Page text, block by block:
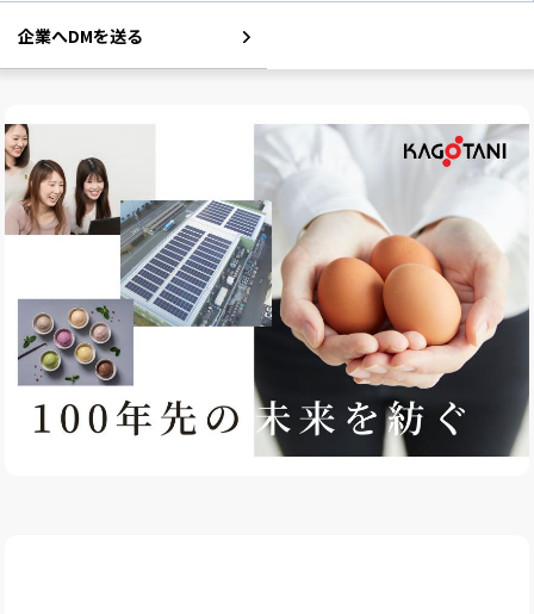
企業へDMを送る